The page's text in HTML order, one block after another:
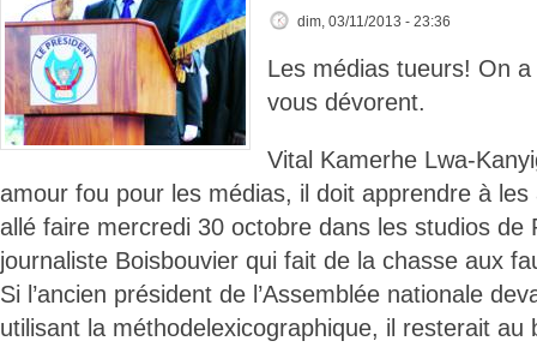
dim, 03/11/2013 - 23:36
Les médias tueurs! On
vous dévorent.
Vital Kamerhe Lwa-
amour fou pour les médias, il doit apprendre à les
allé faire mercredi 30 octobre dans les studios de
journaliste Boisbouvier qui fait de la chasse aux
Si l’ancien président de l’Assemblée nationale
utilisant la méthodelexicographique, il resterait au